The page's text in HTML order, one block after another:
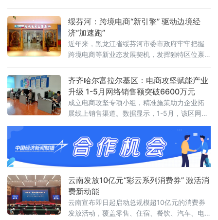
品零售总额实现313亿元，同比增长5.2%，增
速高于全国平均0.6个百分点。
绥芬河：跨境电商“新引擎” 驱动边境经
济“加速跑”
近年来，黑龙江省绥芬河市委市政府牢牢把握
跨境电商等新业态发展契机，发挥独特区位禀
有力支撑跨境电商产业生态持续优化。
齐齐哈尔富拉尔基区：电商攻坚赋能产业
升级 1-5月网络销售额突破6600万元
成立电商攻坚专项小组，精准施策助力企业拓
展线上销售渠道。数据显示，1-5月，该区网络
前，富拉尔基区开展电商零售业务企业主要为
添财网络科技有限公司、新势力网络科技有限
公司、金鹤农业有限公司、天锦食用菌有限公
司。其中，添财网络科技有限公司和新势力网
云南发放10亿元“彩云系列消费券” 激活消
费新动能​
云南宣布即日起启动总规模超10亿元的消费券
发放活动，覆盖零售、住宿、餐饮、汽车、电